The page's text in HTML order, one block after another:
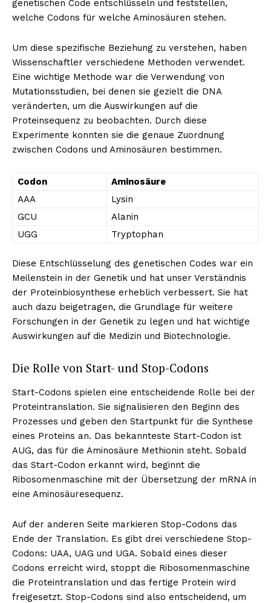
genetischen Code entschlüsseln und feststellen,
welche Codons für welche Aminosäuren stehen.
Um diese spezifische Beziehung zu verstehen, haben
Wissenschaftler verschiedene Methoden verwendet.
Eine wichtige Methode war die Verwendung von
Mutationsstudien, bei denen sie gezielt die DNA
veränderten, um die Auswirkungen auf die
Proteinsequenz zu beobachten. Durch diese
Experimente konnten sie die genaue Zuordnung
zwischen Codons und Aminosäuren bestimmen.
Codon
Aminosäure
AAA
Lysin
GCU
Alanin
UGG
Tryptophan
Diese Entschlüsselung des genetischen Codes war ein
Meilenstein in der Genetik und hat unser Verständnis
der Proteinbiosynthese erheblich verbessert. Sie hat
auch dazu beigetragen, die Grundlage für weitere
Forschungen in der Genetik zu legen und hat wichtige
Auswirkungen auf die Medizin und Biotechnologie.
Die Rolle von Start- und Stop-Codons
Start-Codons spielen eine entscheidende Rolle bei der
Proteintranslation. Sie signalisieren den Beginn des
Prozesses und geben den Startpunkt für die Synthese
eines Proteins an. Das bekannteste Start-Codon ist
AUG, das für die Aminosäure Methionin steht. Sobald
das Start-Codon erkannt wird, beginnt die
Ribosomenmaschine mit der Übersetzung der mRNA in
eine Aminosäuresequenz.
Auf der anderen Seite markieren Stop-Codons das
Ende der Translation. Es gibt drei verschiedene Stop-
Codons: UAA, UAG und UGA. Sobald eines dieser
Codons erreicht wird, stoppt die Ribosomenmaschine
die Proteintranslation und das fertige Protein wird
freigesetzt. Stop-Codons sind also entscheidend, um